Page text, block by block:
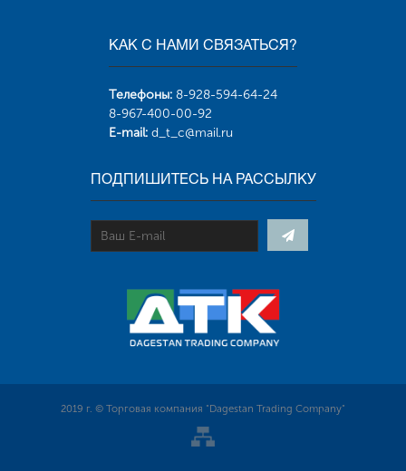
КАК С НАМИ СВЯЗАТЬСЯ?
Телефоны: 8-928-594-64-24
8-967-400-00-92
E-mail: d_t_c@mail.ru
ПОДПИШИТЕСЬ НА РАССЫЛКУ
2019 г. © Торговая компания "Dagestan Trading Company"